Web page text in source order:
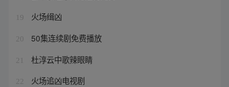
19 火场缉凶
20 50集连续剧免费播放
21 杜淳云中歌辣眼睛
22 火场追凶电视剧